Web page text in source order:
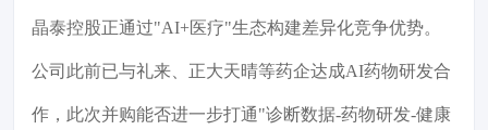
晶泰控股正通过"AI+医疗"生态构建差异化竞争优势。
公司此前已与礼来、正大天晴等药企达成AI药物研发合
作，此次并购能否进一步打通"诊断数据-药物研发-健康